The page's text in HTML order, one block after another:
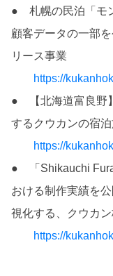
● 札幌の民泊「モ
顧客データの一部
リース事業
https://
● 【北海道富良野
するクウカンの宿泊
https://
● 「Shikauchi
おける制作実績を
視化する、クウカ
https://